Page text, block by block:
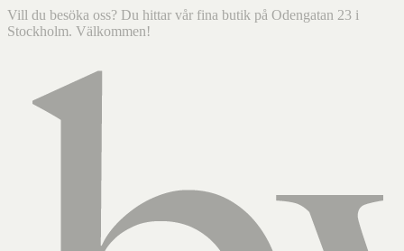
Vill du besöka oss? Du hittar vår fina butik på Odengatan 23 i
Stockholm. Välkommen!